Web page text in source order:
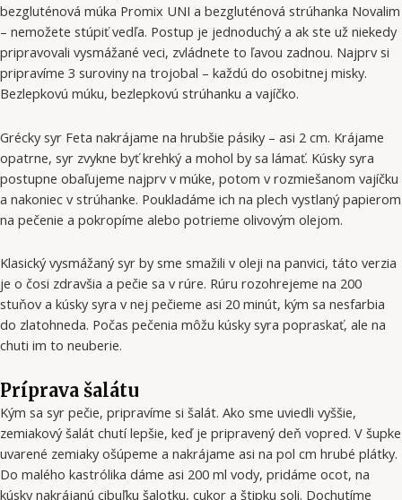
bezgluténová múka Promix UNI a bezgluténová strúhanka Novalim
– nemožete stúpiť vedľa. Postup je jednoduchý a ak ste už niekedy
pripravovali vysmážané veci, zvládnete to ľavou zadnou. Najprv si
pripravíme 3 suroviny na trojobal – každú do osobitnej misky.
Bezlepkovú múku, bezlepkovú strúhanku a vajíčko.
Grécky syr Feta nakrájame na hrubšie pásiky – asi 2 cm. Krájame
opatrne, syr zvykne byť krehký a mohol by sa lámať. Kúsky syra
postupne obaľujeme najprv v múke, potom v rozmiešanom vajíčku
a nakoniec v strúhanke. Poukladáme ich na plech vystlaný papierom
na pečenie a pokropíme alebo potrieme olivovým olejom.
Klasický vysmážaný syr by sme smažili v oleji na panvici, táto verzia
je o čosi zdravšia a pečie sa v rúre. Rúru rozohrejeme na 200
stuňov a kúsky syra v nej pečieme asi 20 minút, kým sa nesfarbia
do zlatohneda. Počas pečenia môžu kúsky syra popraskať, ale na
chuti im to neuberie.
Príprava šalátu
Kým sa syr pečie, pripravíme si šalát. Ako sme uviedli vyššie,
zemiakový šalát chutí lepšie, keď je pripravený deň vopred. V šupke
uvarené zemiaky ošúpeme a nakrájame asi na pol cm hrubé plátky.
Do malého kastrólika dáme asi 200 ml vody, pridáme ocot, na
kúsky nakrájanú cibuľku šalotku, cukor a štipku soli. Dochutíme